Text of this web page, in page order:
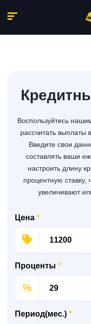
Воспользуйтесь
рассчитать выплаты
Введите свои
составлять ваши
настроить длину
процентную ставку,
увеличивают
Цена *
Проценты *
%
Период(мес.) *